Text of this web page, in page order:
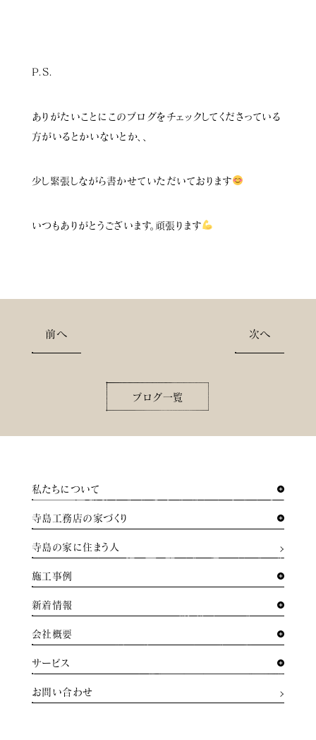
P.S.
ありがたいことにこのブログをチェックしてくださっている
方がいるとかいないとか、、
少し緊張しながら書かせていただいております
いつもありがとうございます。頑張ります
前へ
ブログ一覧
次へ
私たちについて
寺島工務店の家づくり
寺島の家に住まう人
施工事例
新着情報
会社概要
サービス
お問い合わせ